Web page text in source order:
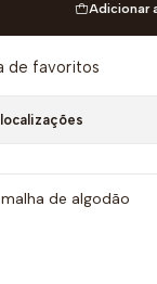
Adicionar
de favoritos
de algodão